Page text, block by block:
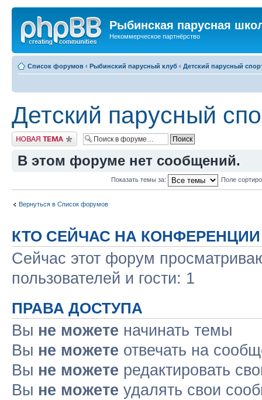
Рыбинская парусная
Некоммерческое партнёрство
Список форумов ‹ Рыбинский парусный клуб ‹ Детский парусный
Детский парусный
Новая тема
В этом форуме нет сообщений.
Показать темы за: Поле
Вернуться в Список форумов
КТО СЕЙЧАС НА КОНФЕРЕНЦИИ
Сейчас этот форум
пользователей и гости: 1
ПРАВА ДОСТУПА
Вы не можете начинать темы
Вы не можете отвечать на
Вы не можете редактировать
Вы не можете удалять свои